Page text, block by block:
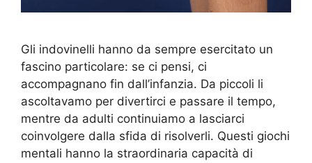
Gli indovinelli hanno da sempre esercitato un
fascino particolare: se ci pensi, ci
accompagnano fin dall’infanzia. Da piccoli li
ascoltavamo per divertirci e passare il tempo,
mentre da adulti continuiamo a lasciarci
coinvolgere dalla sfida di risolverli. Questi giochi
mentali hanno la straordinaria capacità di